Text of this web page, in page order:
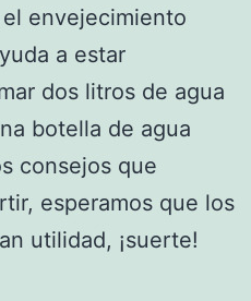
envejecimiento
a estar
dos litros de agua
botella de agua
consejos que
esperamos que los
utilidad, ¡suerte!